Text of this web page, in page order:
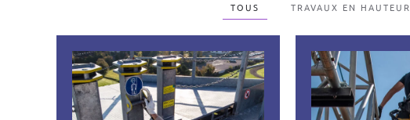
TOUS TRAVAUX EN HAUTEUR